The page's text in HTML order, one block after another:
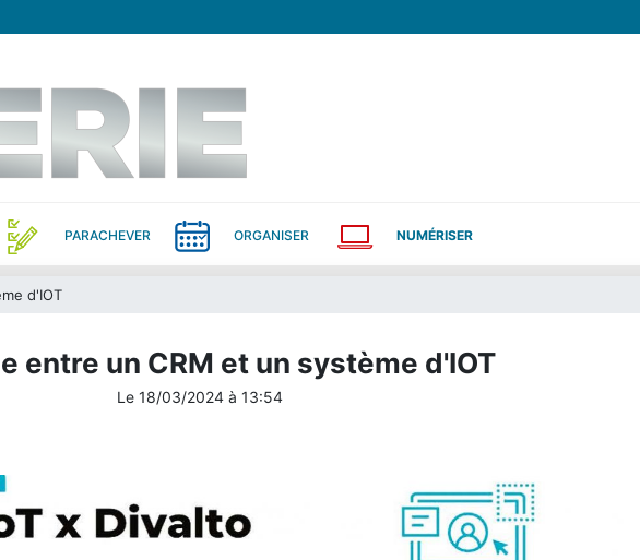
PARACHEVER ORGANISER NUMÉRISER
d'IOT
entre un CRM et un système d'IOT
Le 18/03/2024 à 13:54